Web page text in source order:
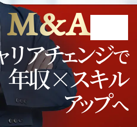
M&A
リアチェンジで
年収×スキル
アップへ